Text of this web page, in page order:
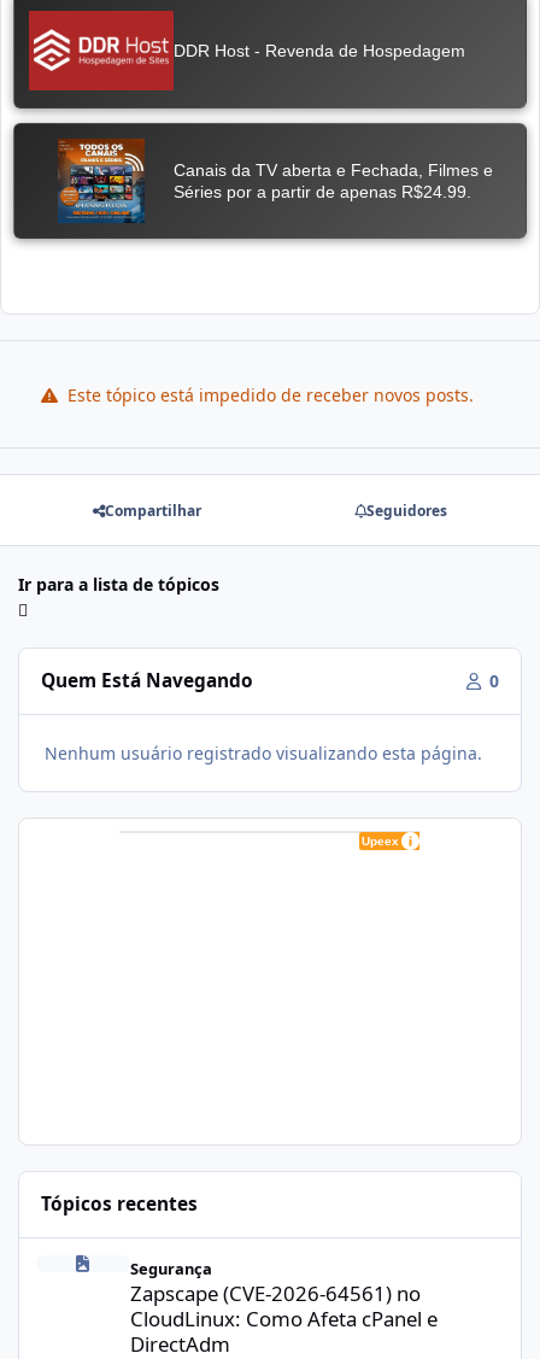
Este tópico está impedido de receber novos posts.
Compartilhar Seguidores
Ir para a lista de tópicos
Quem Está Navegando 0
Nenhum usuário registrado visualizando esta página.
Tópicos recentes
Segurança
Zapscape (CVE-2026-64561) no
CloudLinux: Como Afeta cPanel e
DirectAdm